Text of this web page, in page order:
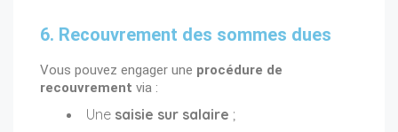
6. Recouvrement des sommes dues
Vous pouvez engager une procédure de
recouvrement via :
Une saisie sur salaire ;